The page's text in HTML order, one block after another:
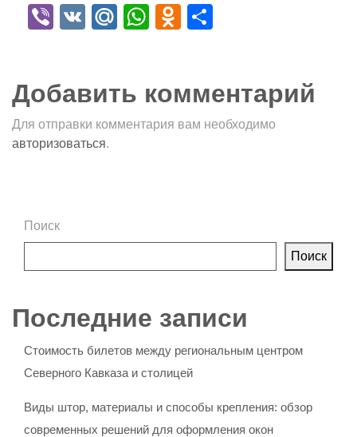
Viber
VK Mail.Ru
WhatsApp
Odnoklassniki
Добавить комментарий
Для отправки комментария вам необходимо
авторизоваться.
Поиск
Поиск
Последние записи
Стоимость билетов между региональным центром
Северного Кавказа и столицей
Виды штор, материалы и способы крепления: обзор
современных решений для оформления окон